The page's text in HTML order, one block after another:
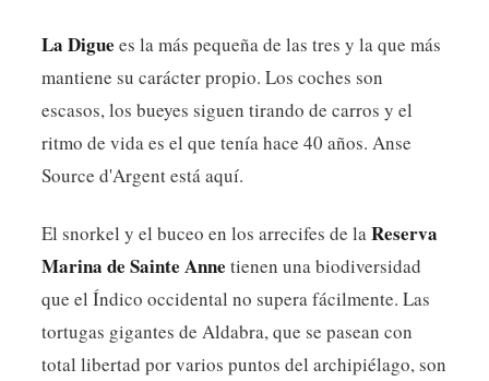
La Digue es la más pequeña de las tres y la que más
mantiene su carácter propio. Los coches son
escasos, los bueyes siguen tirando de carros y el
ritmo de vida es el que tenía hace 40 años. Anse
Source d'Argent está aquí.
El snorkel y el buceo en los arrecifes de laReserva
Marina de Sainte Anne tienen una biodiversidad
que el Índico occidental no supera fácilmente. Las
tortugas gigantes de Aldabra, que se pasean con
total libertad por varios puntos del archipiélago, son